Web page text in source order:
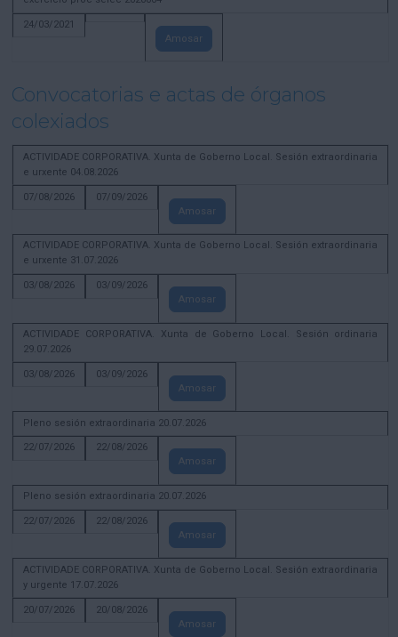
24/03/2021
Amosar
Convocatorias e actas de órganos
colexiados
ACTIVIDADE CORPORATIVA. Xunta de Goberno Local. Sesión extraordinaria
e urxente 04.08.2026
07/08/2026
07/09/2026
Amosar
ACTIVIDADE CORPORATIVA. Xunta de Goberno Local. Sesión extraordinaria
e urxente 31.07.2026
03/08/2026
03/09/2026
Amosar
ACTIVIDADE CORPORATIVA. Xunta de Goberno Local. Sesión ordinaria
29.07.2026
03/08/2026
03/09/2026
Amosar
Pleno sesión extraordinaria 20.07.2026
22/07/2026
22/08/2026
Amosar
Pleno sesión extraordinaria 20.07.2026
22/07/2026
22/08/2026
Amosar
ACTIVIDADE CORPORATIVA. Xunta de Goberno Local. Sesión extraordinaria
y urgente 17.07.2026
20/07/2026
20/08/2026
Amosar